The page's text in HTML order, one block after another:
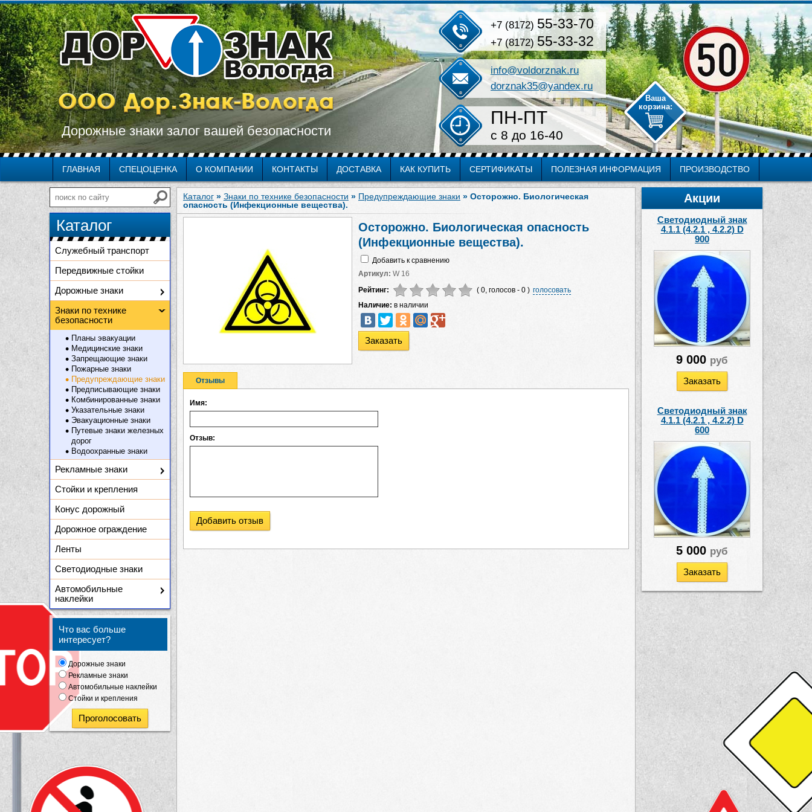
Дорожные знаки залог вашей безопасности
+7 (8172) 55-33-70
+7 (8172) 55-33-32
info@voldorznak.ru
dorznak35@yandex.ru
ПН-ПТ
c 8 до 16-40
ГЛАВНАЯ СПЕЦОЦЕНКА О КОМПАНИИ КОНТАКТЫ ДОСТАВКА КАК КУПИТЬ СЕРТИФИКАТЫ ПОЛЕЗНАЯ ИНФОРМАЦИЯ ПРОИЗВОДСТВО
Каталог
Служебный транспорт
Передвижные стойки
Дорожные знаки
Знаки по технике
безопасности
Планы эвакуации
Медицинские знаки
Запрещающие знаки
Пожарные знаки
Предупреждающие знаки
Предписывающие знаки
Комбинированные знаки
Указательные знаки
Эвакуационные знаки
Путевые знаки железных
дорог
Водоохранные знаки
Рекламные знаки
Стойки и крепления
Конус дорожный
Дорожное ограждение
Ленты
Светодиодные знаки
Автомобильные
наклейки
Что вас больше
интересует?
Дорожные знаки
Рекламные знаки
Автомобильные наклейки
Стойки и крепления
Проголосовать
Акции
Светодиодный знак
4.1.1 (4.2.1 , 4.2.2) D
900
9 000 руб
Заказать
Светодиодный знак
4.1.1 (4.2.1 , 4.2.2) D
600
5 000 руб
Заказать
Каталог » Знаки по технике безопасности » Предупреждающие знаки » Осторожно. Биологическая
опасность (Инфекционные вещества).
Осторожно. Биологическая опасность
(Инфекционные вещества).
Добавить к сравнению
Артикул: W 16
Рейтинг:
( 0, голосов - 0 ) голосовать
Наличие: в наличии
Заказать
Отзывы
Имя:
Отзыв:
Добавить отзыв